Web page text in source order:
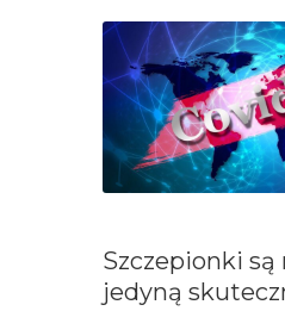
Szczepionki są
jedyną